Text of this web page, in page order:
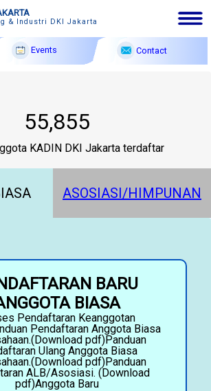
& Industri DKI Jakarta
Events Contact
58,265
KADIN DKI Jakarta terdaftar
ASOSIASI/HIMPUNAN
BARU
BIASA
Pendaftaran Keanggotan
Pendaftaran Anggota Biasa
pdf)Panduan
Ulang Anggota Biasa
pdf)Panduan
ALB/Asosiasi. (Download
pdf)Anggota Baru